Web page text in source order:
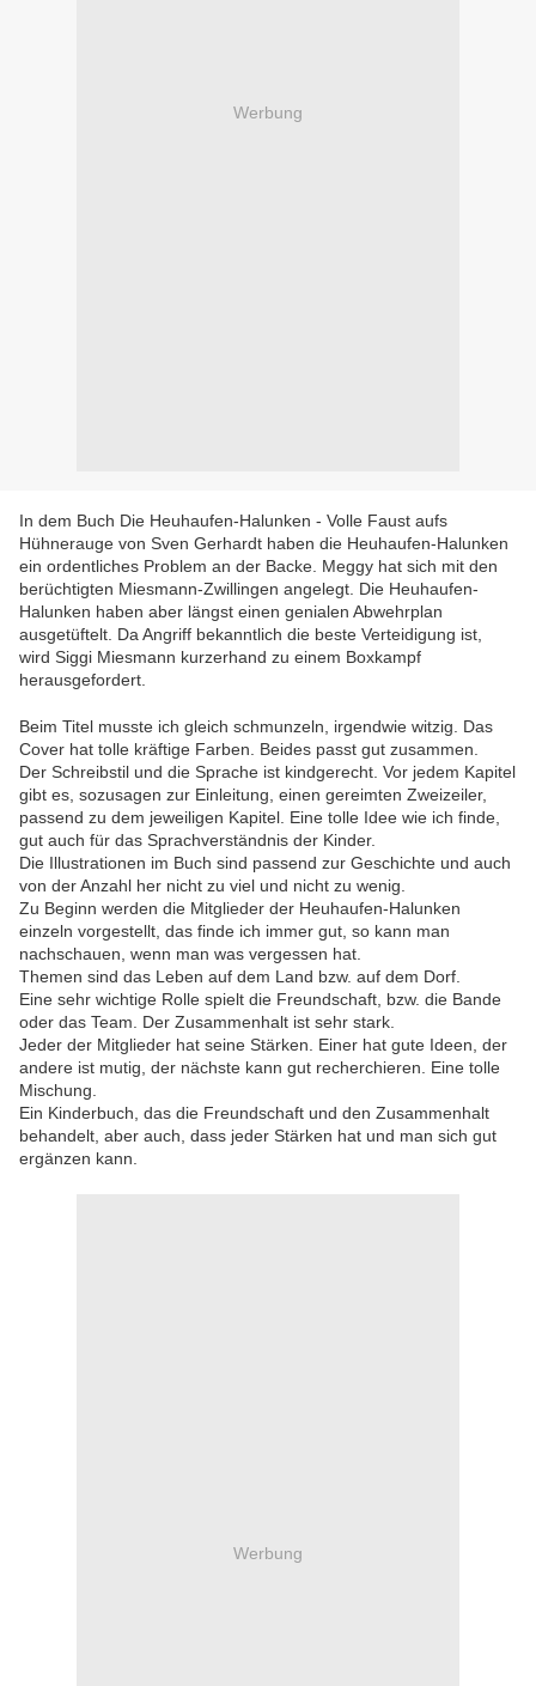
Werbung
In dem Buch Die Heuhaufen-Halunken - Volle Faust aufs
Hühnerauge von Sven Gerhardt haben die Heuhaufen-Halunken
ein ordentliches Problem an der Backe. Meggy hat sich mit den
berüchtigten Miesmann-Zwillingen angelegt. Die Heuhaufen-
Halunken haben aber längst einen genialen Abwehrplan
ausgetüftelt. Da Angriff bekanntlich die beste Verteidigung ist,
wird Siggi Miesmann kurzerhand zu einem Boxkampf
herausgefordert.
Beim Titel musste ich gleich schmunzeln, irgendwie witzig. Das
Cover hat tolle kräftige Farben. Beides passt gut zusammen.
Der Schreibstil und die Sprache ist kindgerecht. Vor jedem Kapitel
gibt es, sozusagen zur Einleitung, einen gereimten Zweizeiler,
passend zu dem jeweiligen Kapitel. Eine tolle Idee wie ich finde,
gut auch für das Sprachverständnis der Kinder.
Die Illustrationen im Buch sind passend zur Geschichte und auch
von der Anzahl her nicht zu viel und nicht zu wenig.
Zu Beginn werden die Mitglieder der Heuhaufen-Halunken
einzeln vorgestellt, das finde ich immer gut, so kann man
nachschauen, wenn man was vergessen hat.
Themen sind das Leben auf dem Land bzw. auf dem Dorf.
Eine sehr wichtige Rolle spielt die Freundschaft, bzw. die Bande
oder das Team. Der Zusammenhalt ist sehr stark.
Jeder der Mitglieder hat seine Stärken. Einer hat gute Ideen, der
andere ist mutig, der nächste kann gut recherchieren. Eine tolle
Mischung.
Ein Kinderbuch, das die Freundschaft und den Zusammenhalt
behandelt, aber auch, dass jeder Stärken hat und man sich gut
ergänzen kann.
Werbung